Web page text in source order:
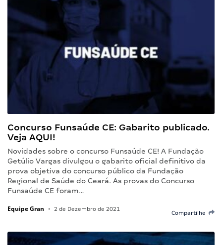
Concurso Funsaúde CE: Gabarito publicado.
Veja AQUI!
Novidades sobre o concurso Funsaúde CE! A Fundação
Getúlio Vargas divulgou o gabarito oficial definitivo da
prova objetiva do concurso público da Fundação
Regional de Saúde do Ceará. As provas do Concurso
Funsaúde CE foram…
Equipe Gran • 2 de Dezembro de 2021
Compartilhe